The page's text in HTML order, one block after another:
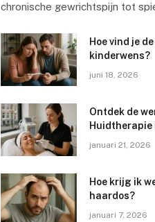
chronische gewrichtspijn tot
Hoe vind je
kinderwens?
juni 18, 2026
Ontdek de
Huidtherapie
januari 21, 2026
Hoe krijg ik
haardos?
januari 7, 2026